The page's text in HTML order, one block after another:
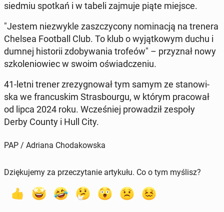
siedmiu spotkań i w tabeli zajmuje piąte miejsce.
"Jestem nie­zwy­kle za­szczy­co­ny no­mi­na­cją na trenera
Chelsea Fo­ot­ball Club. To klub o wy­jąt­ko­wym duchu i
dumnej hi­sto­rii zdo­by­wa­nia trofeów" – przy­znał nowy
szko­le­nio­wiec w swoim oświad­cze­niu.
41-letni trener zre­zy­gno­wał tym samym ze sta­no­wi­
ska we fran­cu­skim Stras­bo­ur­gu, w którym pra­co­wał
od lipca 2024 roku. Wcze­śniej pro­wa­dził zespoły
Derby County i Hull City.
PAP / Adriana Chodakowska
Dziękujemy za przeczytanie artykułu. Co o tym myślisz?